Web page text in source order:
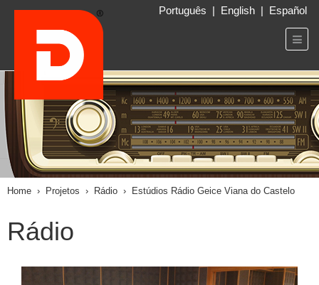
Português | English | Español
Home › Projetos › Rádio › Estúdios Rádio Geice Viana do Castelo
Rádio